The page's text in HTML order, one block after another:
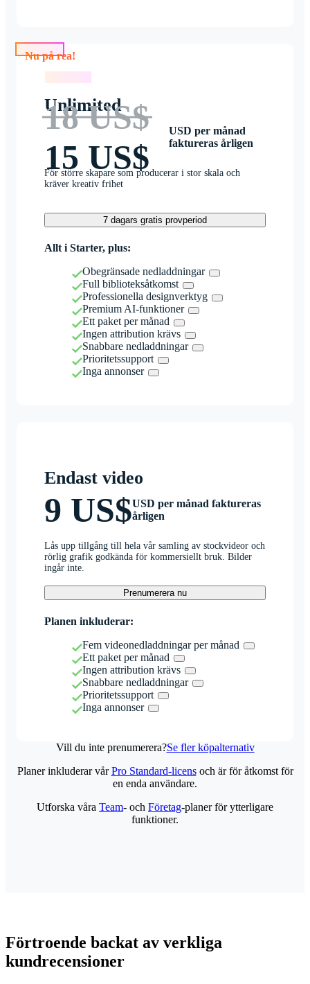
Nu på rea!
Unlimited
18 US$
15 US$
USD per månad
faktureras årligen
För större skapare som producerar i stor skala och
kräver kreativ frihet
7 dagars gratis provperiod
Allt i Starter, plus:
Obegränsade nedladdningar
Full biblioteksåtkomst
Professionella designverktyg
Premium AI-funktioner
Ett paket per månad
Ingen attribution krävs
Snabbare nedladdningar
Prioritetssupport
Inga annonser
Endast video
9 US$USD per månad faktureras
årligen
Lås upp tillgång till hela vår samling av stockvideor och
rörlig grafik godkända för kommersiellt bruk. Bilder
ingår inte.
Prenumerera nu
Planen inkluderar:
Fem videonedladdningar per månad
Ett paket per månad
Ingen attribution krävs
Snabbare nedladdningar
Prioritetssupport
Inga annonser
Vill du inte prenumerera?Se fler köpalternativ
Planer inkluderar vårPro Standard-licensoch är för åtkomst för
en enda användare.
Utforska våra Team- och Företag-planer för ytterligare
funktioner.
Förtroende backat av verkliga
kundrecensioner